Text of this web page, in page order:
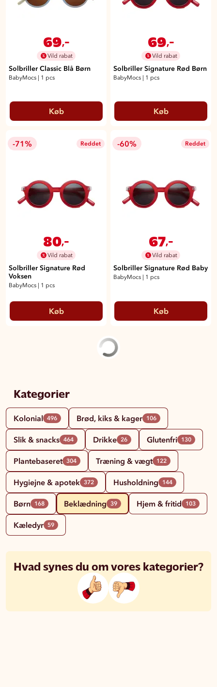
69 ,-
Vild rabat
Solbriller Classic Blå Børn
BabyMocs | 1 pcs
Køb
69 ,-
Vild rabat
Solbriller Signature Rød Børn
BabyMocs | 1 pcs
Køb
-71% Reddet
80,-
Vild rabat
Solbriller Signature Rød
Voksen
BabyMocs 1 pcs
Køb
-60% Reddet
67,-
Vild rabat
Solbriller Signature Rød Baby
BabyMocs 1 pcs
Køb
Kategorier
Kolonial 496 Brød, kiks & kager 106
Slik & snacks 464 Drikke 26 Glutenfri 130
Plantebaseret 304 Træning & vægt 122
Hygiejne & apotek 372 Husholdning 144
Børn 168 Beklædning 39 Hjem & fritid 103
Kæledyr 59
Hvad synes du om vores kategorier?